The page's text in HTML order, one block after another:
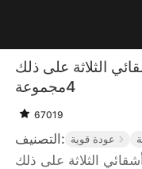
الثلاثة على ذلك
4مجموعة
67019
التصنيف: عودة قوية
الثلاثة على ذلك